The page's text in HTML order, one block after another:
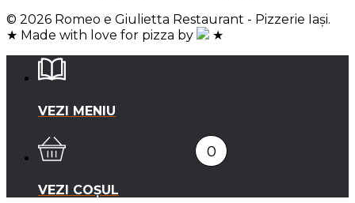
© 2026 Romeo e Giulietta Restaurant - Pizzerie Iași.
★ Made with love for pizza by
★
VEZI MENIU
0
VEZI COȘUL